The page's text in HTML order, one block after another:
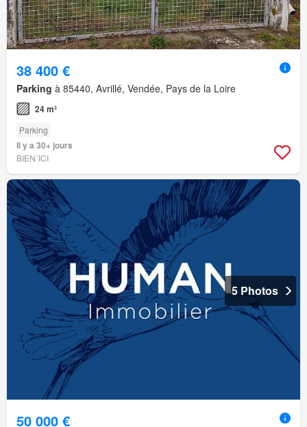
38 400 €
Parking à 85440, Avrillé, Vendée, Pays de la Loire
24 m²
Parking
Il y a 30+ jours
BIEN´ICI
5 Photos
50 000 €